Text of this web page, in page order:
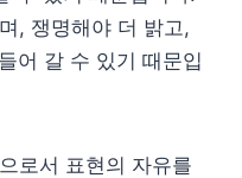
, 쟁명해야 더 밝고,
어 갈 수 있기 때문입
로서 표현의 자유를